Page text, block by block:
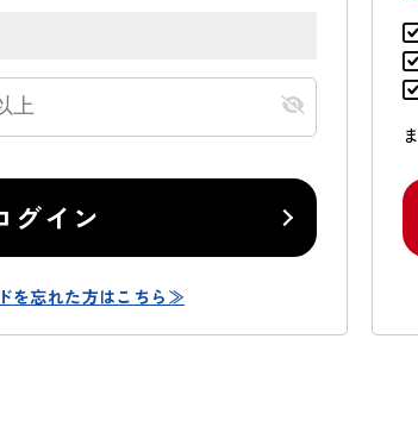
グイン
を忘れた方はこちら≫